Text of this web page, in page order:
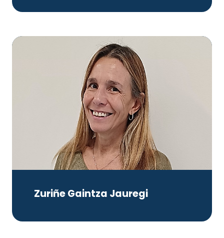
Zuriñe Gaintza Jauregi